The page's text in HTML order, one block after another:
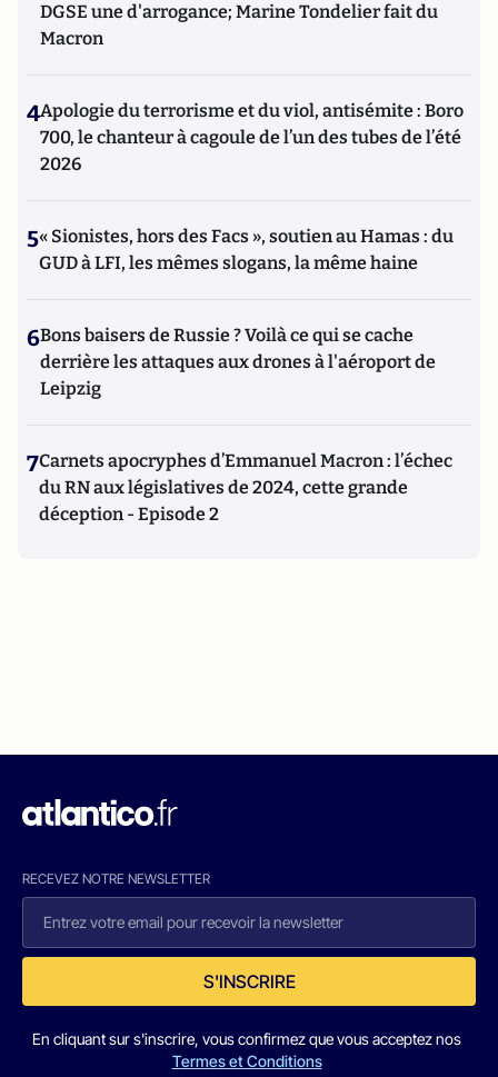
DGSE une d'arrogance; Marine Tondelier fait du
Macron
4Apologie du terrorisme et du viol, antisémite : Boro
700, le chanteur à cagoule de l’un des tubes de l’été
2026
5« Sionistes, hors des Facs », soutien au Hamas : du
GUD à LFI, les mêmes slogans, la même haine
6Bons baisers de Russie ? Voilà ce qui se cache
derrière les attaques aux drones à l'aéroport de
Leipzig
7Carnets apocryphes d’Emmanuel Macron : l’échec
du RN aux législatives de 2024, cette grande
déception - Episode 2
RECEVEZ NOTRE NEWSLETTER
S'INSCRIRE
En cliquant sur s'inscrire, vous confirmez que vous acceptez nos
Termes et Conditions